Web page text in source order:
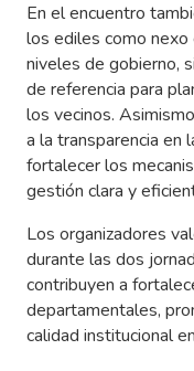
En el encuentro
los ediles como
niveles de gobierno,
de referencia para
los vecinos.
a la transparencia en
fortalecer los
gestión clara y
Los organizadores
durante las dos
contribuyen a
departamentales,
calidad institucional